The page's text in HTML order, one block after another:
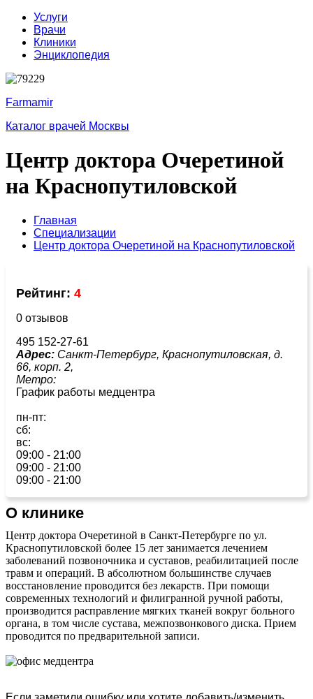
Услуги
Врачи
Клиники
Энциклопедия
Farmamir
Каталог врачей Москвы
Центр доктора Очеретиной
на Краснопутиловской
Главная
Специализации
Центр доктора Очеретиной на Краснопутиловской
Рейтинг: 4
0 отзывов
495 152-27-61
Адрес: Санкт-Петербург, Краснопутиловская, д.
66, корп. 2,
Метро:
График работы медцентра
пн-пт:
сб:
вс:
09:00 - 21:00
09:00 - 21:00
09:00 - 21:00
О клинике
Центр доктора Очеретиной в Санкт-Петербурге по ул.
Краснопутиловской более 15 лет занимается лечением
заболеваний позвоночника и суставов, реабилитацией после
травм и операций. В абсолютном большинстве случаев
восстановление проводится без лекарств. При помощи
современных технологий и филигранной ручной работы,
производится расправление мягких тканей вокруг больного
органа, в том числе сустава, межпозвонкового диска. Прием
проводится по предварительной записи.